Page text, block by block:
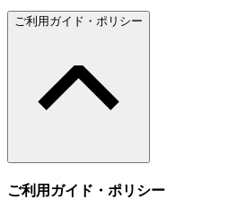
ご利用ガイド・ポリシー
ご利用ガイド・ポリシー